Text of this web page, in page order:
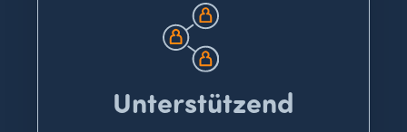
Unterstützend